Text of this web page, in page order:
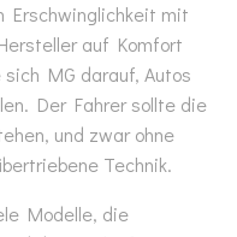
Erschwinglichkeit mit
auf Komfort
MG darauf, Autos
Der Fahrer sollte die
und zwar ohne
Technik.
Modelle, die